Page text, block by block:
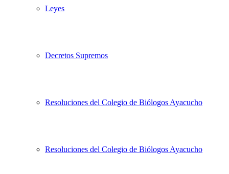
Leyes
Decretos Supremos
Resoluciones del Colegio de Biólogos Ayacucho
Resoluciones del Colegio de Biólogos Ayacucho